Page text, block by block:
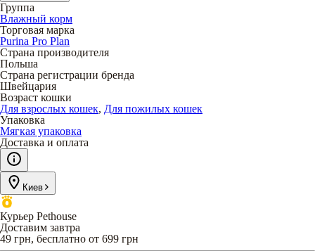
Группа
Влажный корм
Торговая марка
Purina Pro Plan
Страна производителя
Польша
Страна регистрации бренда
Швейцария
Возраст кошки
Для взрослых кошек, Для пожилых кошек
Упаковка
Мягкая упаковка
Доставка и оплата
Киев
Курьер Pethouse
Доставим завтра
49 грн, бесплатно от 699 грн